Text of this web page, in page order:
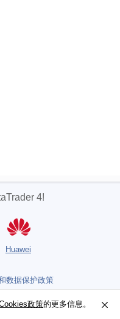
4!
Huawei
数据保护政策
Ltd.
政策的更多信息。
政策的更多信息。